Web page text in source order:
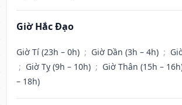
Giờ Hắc Đạo
Giờ Tí (23h – 0h) ; Giờ Dần (3h – 4h) ;
; Giờ Tỵ (9h – 10h) ; Giờ Thân (15h –
– 18h)